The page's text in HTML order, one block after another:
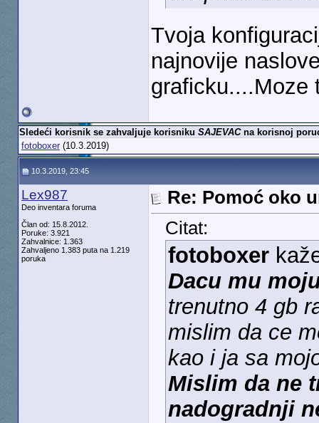
Tvoja
najnovije
graficku....Moze
Sledeći korisnik se zahvaljuje korisniku SAJEVACna korisnoj
fotoboxer(10.3.2019)
10.3.2019, 23:45
Lex987
Deo inventara foruma
Član od: 15.8.2012.
Poruke: 3.921
Zahvalnice: 1.363
Zahvaljeno 1.383 puta na 1.219
poruka
Re: Pomoć oko
Citat:
fotoboxer
Dacu mu
trenutno 4 gb
mislim da ce
kao i ja sa
Mislim da ne
nadogradnji